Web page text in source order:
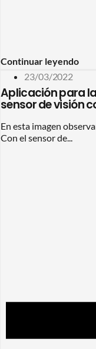
Continuar leyendo
23/03/2022
Aplicación para
sensor de visión
En esta imagen
Con el sensor de...